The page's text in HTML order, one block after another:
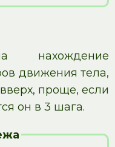
нахождение
движения тела,
проще, если
он в 3 шага.